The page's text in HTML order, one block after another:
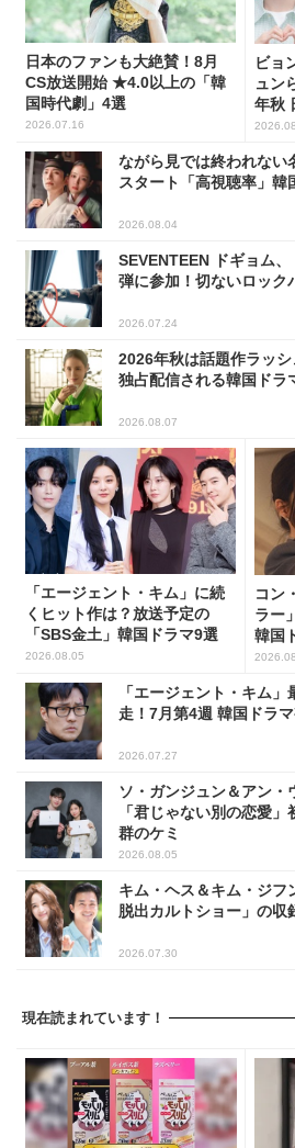
日本のファンも大絶賛！8月
CS放送開始 ★4.0以上の「韓
国時代劇」4選
2026.07.16
ビョ
ュン
年秋
人
ながら見では終われない
スタート「高視聴率」韓
2026.08.04
SEVENTEEN ドギョム
弾に参加！切ないロック
2026.07.24
2026年秋は話題作ラッ
独占配信される韓国ドラ
2026.08.07
「エージェント・キム」に続
くヒット作は？放送予定の
「SBS金土」韓国ドラマ9選
2026.08.05
コン
ラー
韓国
「エージェント・キム
走！7月第4週 韓国ドラ
2026.07.27
ソ・ガンジュン＆アン・
「君じゃない別の恋愛
群のケミ
2026.08.05
キム・ヘス＆キム・ジ
脱出カルトショー」の収
2026.07.30
現在読まれています！